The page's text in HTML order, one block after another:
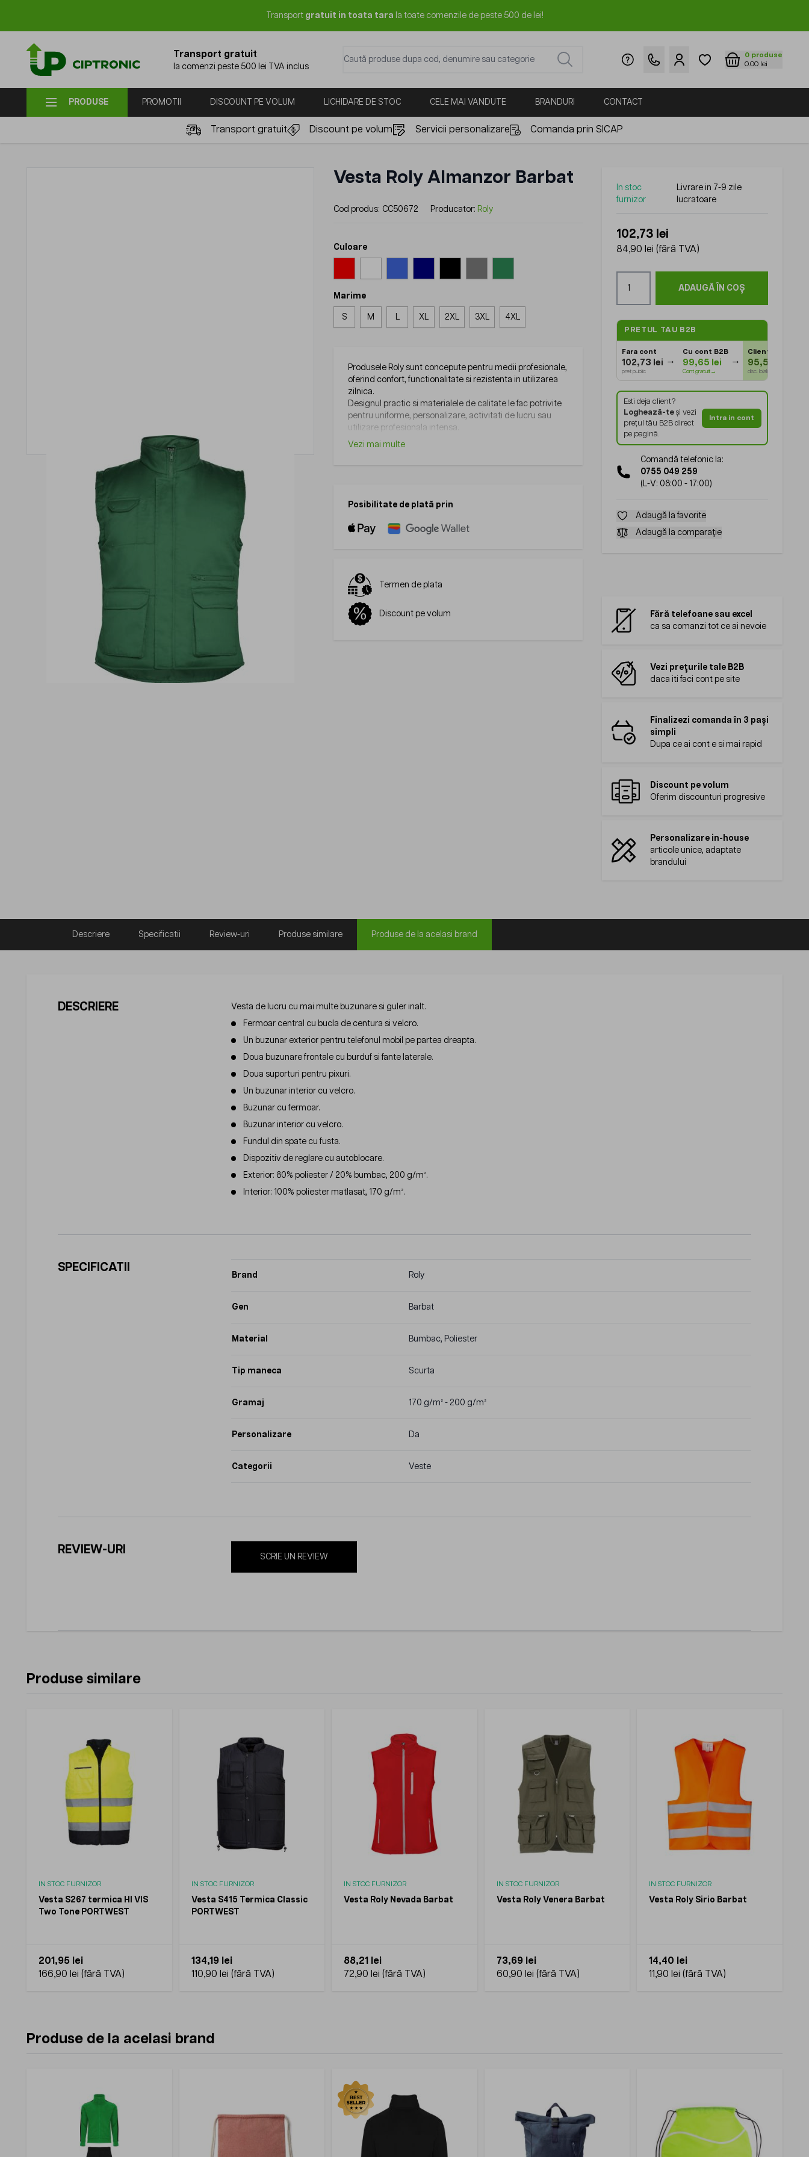
Transport gratuit in toata tara la toate comenzile de peste 500 de lei!
Transport gratuit
la comenzi peste 500 lei TVA inclus
0 produse
0.00 lei
PRODUSE PROMOTII DISCOUNT PE VOLUM LICHIDARE DE STOC CELE MAI VANDUTE BRANDURI CONTACT
Transport gratuit Discount pe volum Servicii personalizare Comanda prin SICAP
Vesta Roly Almanzor Barbat
Cod produs: CC50672 Producator: Roly
Culoare
Marime
S M L XL 2XL 3XL 4XL
Produsele Roly sunt concepute pentru medii profesionale,
oferind confort, functionalitate si rezistenta in utilizarea
zilnica.
Designul practic si materialele de calitate le fac potrivite
pentru uniforme, personalizare, activitati de lucru sau
utilizare profesionala intensa.
Vezi mai multe
In stoc
furnizor
Livrare in 7-9 zile
lucratoare
102,73 lei
84,90 lei (fără TVA)
ADAUGĂ ÎN COȘ
PRETUL TAU B2B
Fara cont
102,73 lei
pret public
Cu cont B2B
99,65 lei
Cont gratuit→
Client Gold
95,54 lei
disc. loialitate
Esti deja client?
Loghează-teși vezi
prețul tău B2B direct
pe pagină.
Intra in cont
Comandă telefonic la:
0755 049 259
(L-V: 08:00 - 17:00)
Adaugă la favorite
Adaugă la comparație
Fără telefoane sau excel
ca sa comanzi tot ce ai nevoie
Vezi prețurile tale B2B
daca iti faci cont pe site
Finalizezi comanda în 3 pași
simpli
Dupa ce ai cont e si mai rapid
Discount pe volum
Oferim discounturi progresive
Personalizare in-house
articole unice, adaptate
brandului
Posibilitate de plată prin
Termen de plata
Discount pe volum
Descriere Specificatii Review-uri Produse similare Produse de la acelasi brand
DESCRIERE
Vesta de lucru cu mai multe buzunare si guler inalt.
Fermoar central cu bucla de centura si velcro.
Un buzunar exterior pentru telefonul mobil pe partea dreapta.
Doua buzunare frontale cu burduf si fante laterale.
Doua suporturi pentru pixuri.
Un buzunar interior cu velcro.
Buzunar cu fermoar.
Buzunar interior cu velcro.
Fundul din spate cu fusta.
Dispozitiv de reglare cu autoblocare.
Exterior: 80% poliester / 20% bumbac, 200 g/m².
Interior: 100% poliester matlasat, 170 g/m².
SPECIFICATII
Brand Roly
Gen Barbat
Material Bumbac, Poliester
Tip maneca Scurta
Gramaj 170 g/m² - 200 g/m²
Personalizare Da
Categorii Veste
REVIEW-URI
SCRIE UN REVIEW
Produse similare
IN STOC FURNIZOR
Vesta S267 termica HI VIS
Two Tone PORTWEST
201,95 lei
166,90 lei
IN STOC FURNIZOR
Vesta S415 Termica Classic
PORTWEST
134,19 lei
110,90 lei
IN STOC FURNIZOR
Vesta Roly Nevada Barbat
88,21 lei
72,90 lei
IN STOC FURNIZOR
Vesta Roly Venera Barbat
73,69 lei
60,90 lei
IN STOC FURNIZOR
Vesta Roly Sirio Barbat
14,40 lei
11,90 lei
Produse de la acelasi brand